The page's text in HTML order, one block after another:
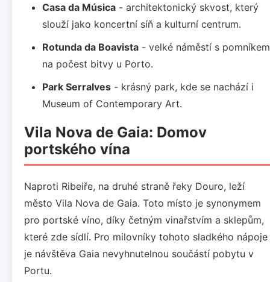
Casa da Música - architektonický skvost, který
slouží jako koncertní síň a kulturní centrum.
Rotunda da Boavista - velké náměstí s pomníkem
na počest bitvy u Porto.
Park Serralves - krásný park, kde se nachází i
Museum of Contemporary Art.
Vila Nova de Gaia: Domov
portského vína
Naproti Ribeiře, na druhé straně řeky Douro, leží
město Vila Nova de Gaia. Toto místo je synonymem
pro portské víno, díky četným vinařstvím a sklepům,
které zde sídlí. Pro milovníky tohoto sladkého nápoje
je návštěva Gaia nevyhnutelnou součástí pobytu v
Portu.